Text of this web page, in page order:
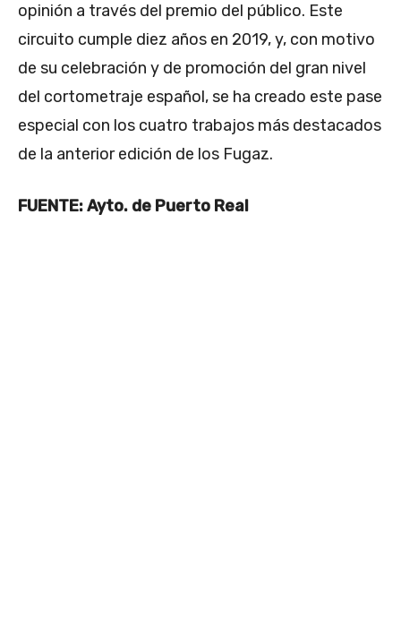
opinión a través del premio del público. Este
circuito cumple diez años en 2019, y, con motivo
de su celebración y de promoción del gran nivel
del cortometraje español, se ha creado este pase
especial con los cuatro trabajos más destacados
de la anterior edición de los Fugaz.
FUENTE: Ayto. de Puerto Real